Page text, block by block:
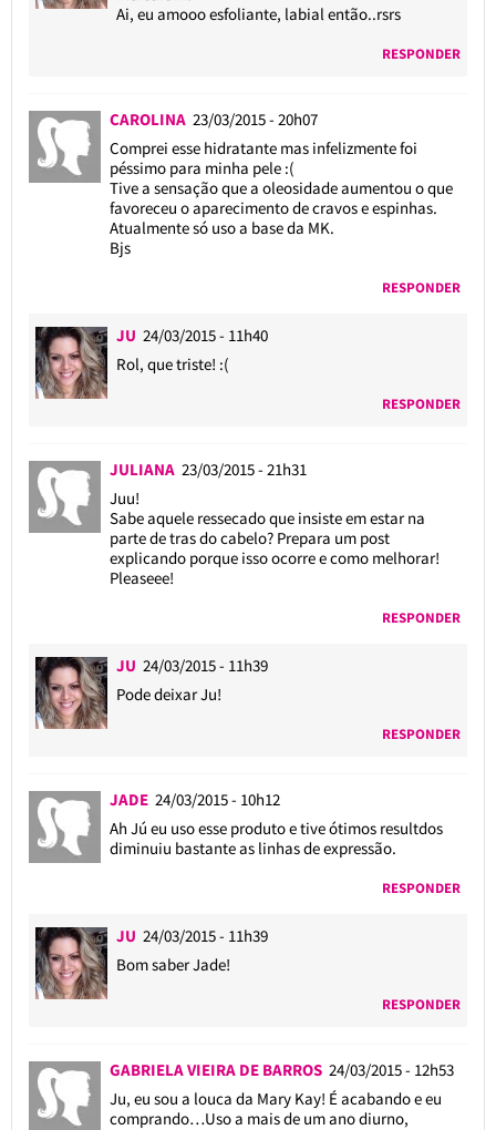
Ai, eu amooo esfoliante, labial então..rsrs
RESPONDER
CAROLINA 23/03/2015 - 20h07
Comprei esse hidratante mas infelizmente foi
péssimo para minha pele :(
Tive a sensação que a oleosidade aumentou o que
favoreceu o aparecimento de cravos e espinhas.
Atualmente só uso a base da MK.
Bjs
RESPONDER
JU 24/03/2015 - 11h40
Rol, que triste! :(
RESPONDER
JULIANA 23/03/2015 - 21h31
Juu!
Sabe aquele ressecado que insiste em estar na
parte de tras do cabelo? Prepara um post
explicando porque isso ocorre e como melhorar!
Pleaseee!
RESPONDER
JU 24/03/2015 - 11h39
Pode deixar Ju!
RESPONDER
JADE 24/03/2015 - 10h12
Ah Jú eu uso esse produto e tive ótimos resultdos
diminuiu bastante as linhas de expressão.
RESPONDER
JU 24/03/2015 - 11h39
Bom saber Jade!
RESPONDER
GABRIELA VIEIRA DE BARROS 24/03/2015 - 12h53
Ju, eu sou a louca da Mary Kay! É acabando e eu
comprando…Uso a mais de um ano diurno,